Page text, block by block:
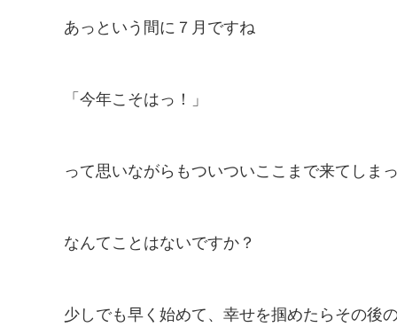
あっという間に７月ですね
「今年こそはっ！」
って思いながらもついついここまで来てしま
なんてことはないですか？
少しでも早く始めて、幸せを掴めたらその後